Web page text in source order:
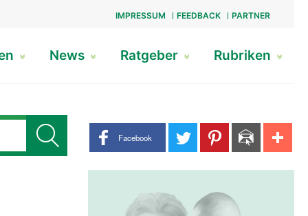
IMPRESSUM FEEDBACK PARTNER
News Ratgeber Rubriken
Share buttons
Facebook